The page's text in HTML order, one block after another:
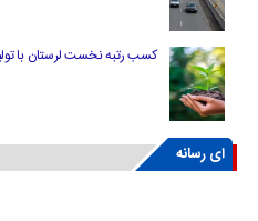
کسب رتبه نخست لرستان با تولید بیش از ۲۹
ای رسانه